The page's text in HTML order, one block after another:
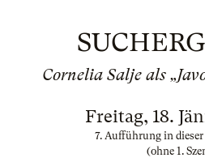
Cornelia Salje als
Freitag, 18.
7. Aufführung in
(ohne 1.